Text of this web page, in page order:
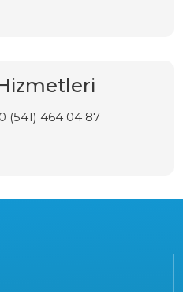
(541) 464 04 87